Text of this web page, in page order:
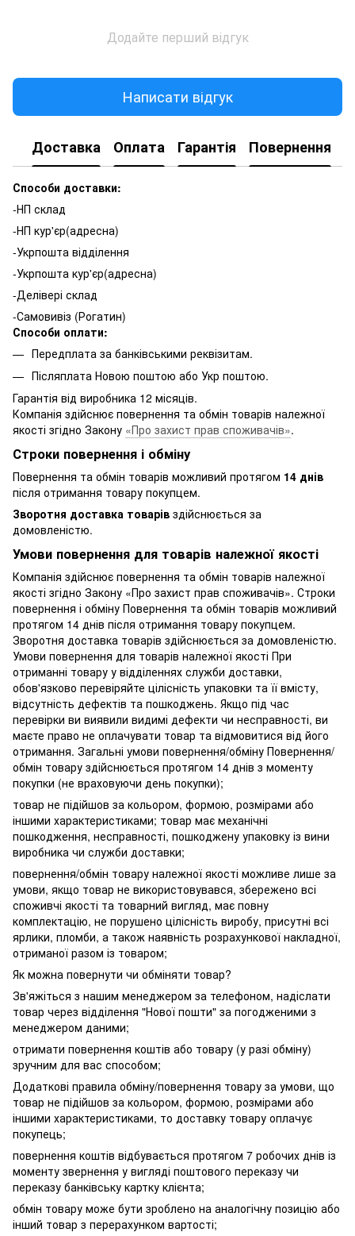
Додайте перший відгук
Написати відгук
Доставка Оплата Гарантія Повернення
Способи доставки:
-НП склад
-НП кур'єр(адресна)
-Укрпошта відділення
-Укрпошта кур'єр(адресна)
-Делівері склад
-Самовивіз (Рогатин)
Способи оплати:
Передплата за банківськими реквізитам.
Післяплата Новою поштою або Укр поштою.
Гарантія від виробника 12 місяців.
Компанія здійснює повернення та обмін товарів належної
якості згідно Закону «Про захист прав споживачів».
Строки повернення і обміну
Повернення та обмін товарів можливий протягом 14 днів
після отримання товару покупцем.
Зворотня доставка товарів здійснюється за
домовленістю.
Умови повернення для товарів належної якості
Компанія здійснює повернення та обмін товарів належної
якості згідно Закону «Про захист прав споживачів». Строки
повернення і обміну Повернення та обмін товарів можливий
протягом 14 днів після отримання товару покупцем.
Зворотня доставка товарів здійснюється за домовленістю.
Умови повернення для товарів належної якості При
отриманні товару у відділеннях служби доставки,
обов'язково перевіряйте цілісність упаковки та її вмісту,
відсутність дефектів та пошкоджень. Якщо під час
перевірки ви виявили видимі дефекти чи несправності, ви
маєте право не оплачувати товар та відмовитися від його
отримання. Загальні умови повернення/обміну Повернення/
обмін товару здійснюється протягом 14 днів з моменту
покупки (не враховуючи день покупки);
товар не підійшов за кольором, формою, розмірами або
іншими характеристиками; товар має механічні
пошкодження, несправності, пошкоджену упаковку із вини
виробника чи служби доставки;
повернення/обмін товару належної якості можливе лише за
умови, якщо товар не використовувався, збережено всі
споживчі якості та товарний вигляд, має повну
комплектацію, не порушено цілісність виробу, присутні всі
ярлики, пломби, а також наявність розрахункової накладної,
отриманої разом із товаром;
Як можна повернути чи обміняти товар?
Зв'яжіться з нашим менеджером за телефоном, надіслати
товар через відділення "Нової пошти" за погодженими з
менеджером даними;
отримати повернення коштів або товару (у разі обміну)
зручним для вас способом;
Додаткові правила обміну/повернення товару за умови, що
товар не підійшов за кольором, формою, розмірами або
іншими характеристиками, то доставку товару оплачує
покупець;
повернення коштів відбувається протягом 7 робочих днів із
моменту звернення у вигляді поштового переказу чи
переказу банківську картку клієнта;
обмін товару може бути зроблено на аналогічну позицію або
інший товар з перерахунком вартості;